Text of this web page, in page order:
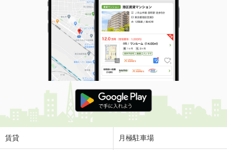
賃貸 月極駐車場